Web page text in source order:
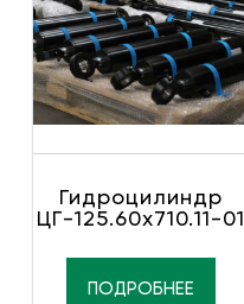
Гидроцилиндр
ЦГ-125.60х710.11-01
ПОДРОБНЕЕ